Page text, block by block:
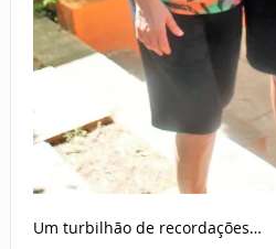
Um turbilhão de recordações…